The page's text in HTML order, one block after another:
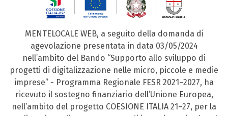
MENTELOCALE WEB, a seguito della domanda di
agevolazione presentata in data 03/05/2024
nell’ambito del Bando “Supporto allo sviluppo di
progetti di digitalizzazione nelle micro, piccole e medie
imprese” - Programma Regionale FESR 2021–2027, ha
ricevuto il sostegno finanziario dell’Unione Europea,
nell’ambito del progetto COESIONE ITALIA 21–27, per la